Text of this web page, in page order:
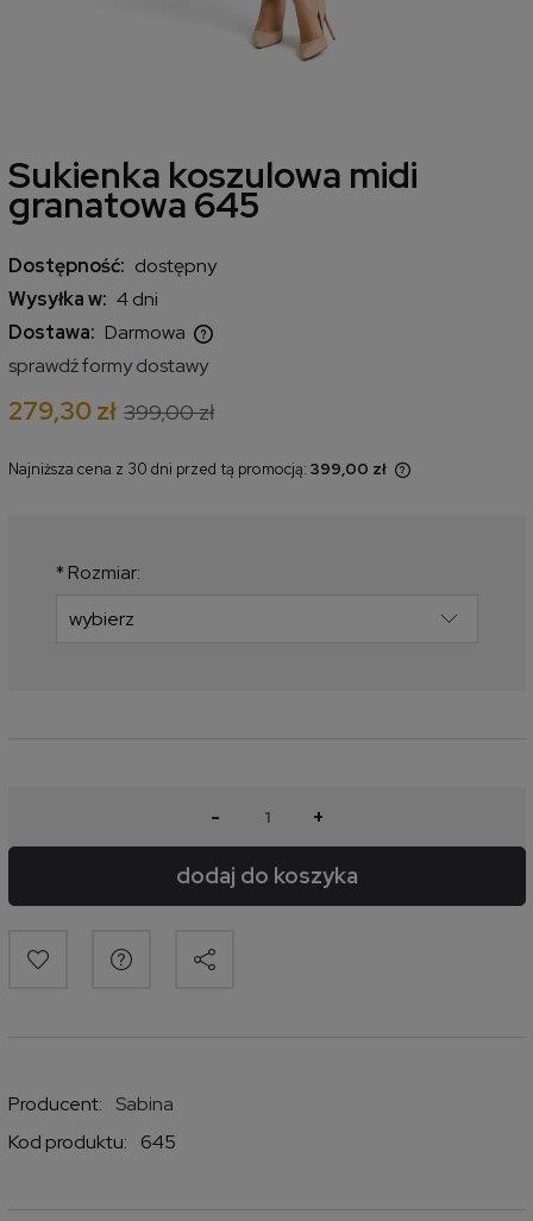
Sukienka koszulowa midi
granatowa 645
Dostępność: dostępny
Wysyłka w: 4 dni
Dostawa: Darmowa
Cena nie zawiera ewentualnych kosztów płatności
sprawdź formy dostawy
279,30 zł 399,00 zł
Najniższa cena z 30 dni przed tą promocją: 399,00 zł
* Rozmiar:
- +
dodaj do koszyka
Producent:
Sabina
Kod produktu:
645